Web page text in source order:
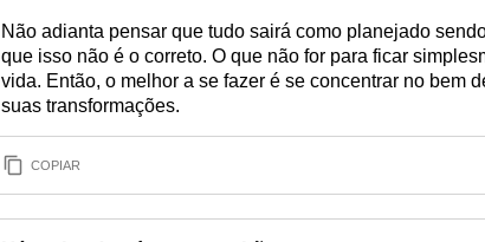
Não adianta pensar que tudo sairá como planejado
que isso não é o correto. O que não for para ficar
vida. Então, o melhor a se fazer é se concentrar no bem
suas transformações.
COPIAR